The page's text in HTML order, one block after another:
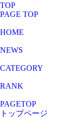
TOP
PAGE TOP
HOME
NEWS
CATEGORY
RANK
PAGETOP
トップページ